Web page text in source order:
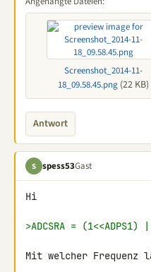
Screenshot_2014-11-
18_09.58.45.png(22 KB)
Antwort
S spess53Gast
Hi
>ADCSRA = (1<<ADPS1)
Mit welcher Frequenz